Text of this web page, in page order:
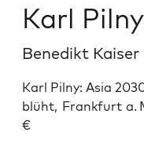
Karl
Benedikt Kaiser
Karl Pilny: Asia
blüht, Frankfurt a.
€